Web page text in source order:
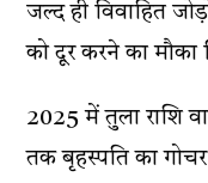
जल्द ही विवाहित
को दूर करने का मौका
2025 में तुला राशि
तक बृहस्पति का गोचर